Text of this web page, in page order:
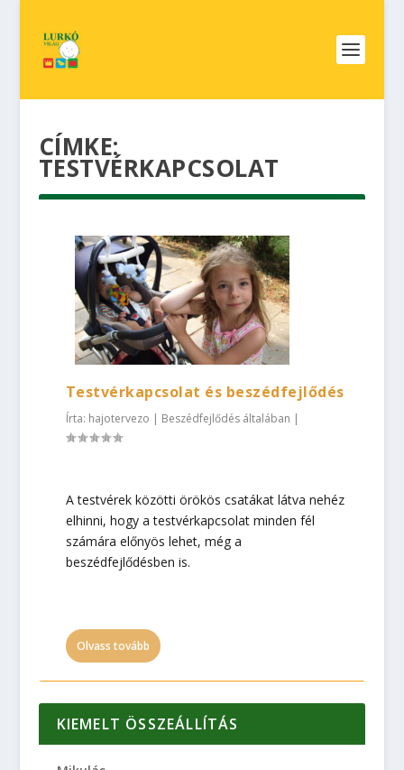
CÍMKE:
TESTVÉRKAPCSOLAT
Testvérkapcsolat és beszédfejlődés
Írta: hajotervezo | Beszédfejlődés általában |
A testvérek közötti örökös csatákat látva nehéz
elhinni, hogy a testvérkapcsolat minden fél
számára előnyös lehet, még a
beszédfejlődésben is.
Olvass tovább
KIEMELT ÖSSZEÁLLÍTÁS